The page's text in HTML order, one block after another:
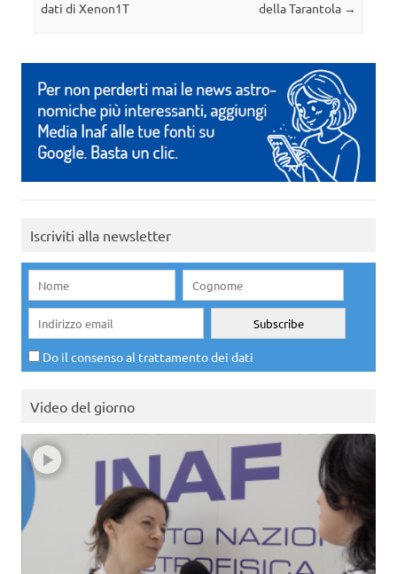
dati di Xenon1T della Tarantola →
Iscriviti alla newsletter
Do il consenso al trattamento dei dati
Video del giorno